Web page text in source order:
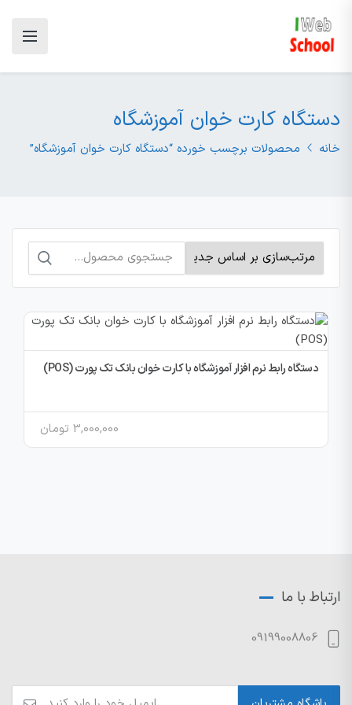
دستگاه کارت خوان آموزشگاه
خانه محصولات برچسب خورده “دستگاه کارت خوان آموزشگاه”
جستجو
برای:
دستگاه رابط نرم افزار آموزشگاه با کارت خوان بانک تک پورت (POS)
3,000,000 تومان
ارتباط با ما
09199008806